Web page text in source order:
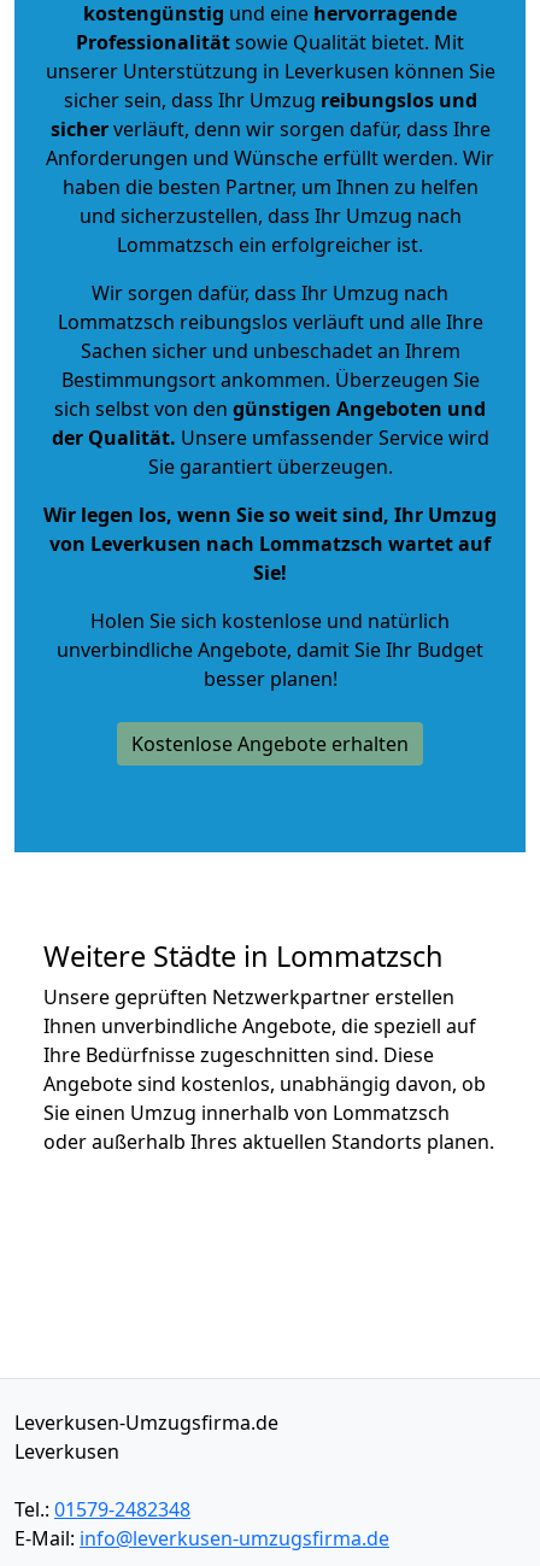
kostengünstig und eine hervorragende
Professionalitätsowie Qualität bietet. Mit
unserer Unterstützung in Leverkusen können Sie
sicher sein, dass Ihr Umzug reibungslos und
sicherverläuft, denn wir sorgen dafür, dass Ihre
Anforderungen und Wünsche erfüllt werden. Wir
haben die besten Partner, um Ihnen zu helfen
und sicherzustellen, dass Ihr Umzug nach
Lommatzsch ein erfolgreicher ist.
Wir sorgen dafür, dass Ihr Umzug nach
Lommatzsch reibungslos verläuft und alle Ihre
Sachen sicher und unbeschadet an Ihrem
Bestimmungsort ankommen. Überzeugen Sie
sich selbst von den günstigen Angeboten und
der Qualität. Unsere umfassender Service wird
Sie garantiert überzeugen.
Wir legen los, wenn Sie so weit sind, Ihr Umzug
von Leverkusen nach Lommatzsch wartet auf
Sie!
Holen Sie sich kostenlose und natürlich
unverbindliche Angebote, damit Sie Ihr Budget
besser planen!
Kostenlose Angebote erhalten
Weitere Städte in Lommatzsch
Unsere geprüften Netzwerkpartner erstellen
Ihnen unverbindliche Angebote, die speziell auf
Ihre Bedürfnisse zugeschnitten sind. Diese
Angebote sind kostenlos, unabhängig davon, ob
Sie einen Umzug innerhalb von Lommatzsch
oder außerhalb Ihres aktuellen Standorts planen.
Leverkusen-Umzugsfirma.de
Leverkusen
Tel.: 01579-2482348
E-Mail: info@leverkusen-umzugsfirma.de